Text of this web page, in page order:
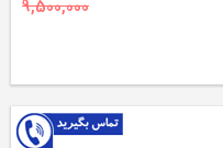
9,500,000